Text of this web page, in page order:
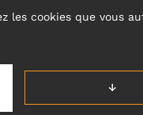
les cookies que vous
↓